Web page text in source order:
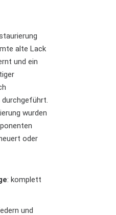
alte Lack
und ein
durchgeführt.
wurden
oder
: komplett
und